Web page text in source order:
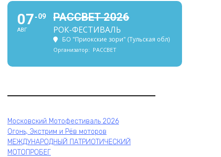
07
АВГ
09 РАССВЕТ 2026
РОК-ФЕСТИВАЛЬ
БО "Приокские зори" (Тульская обл)
Организатор: РАССВЕТ
Московский Мотофестиваль 2026
Огонь, Экстрим и Рёв моторов
МЕЖДУНАРОДНЫЙ ПАТРИОТИЧЕСКИЙ
МОТОПРОБЕГ